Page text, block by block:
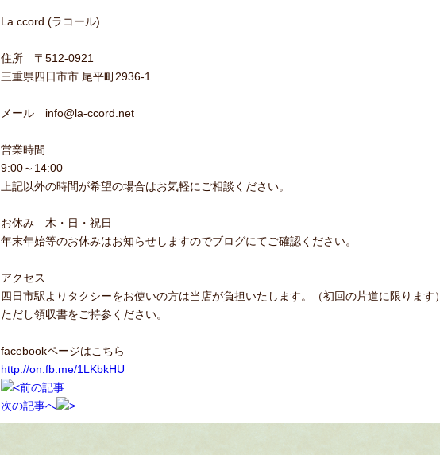
La ccord (ラコール)
住所 〒512-0921
三重県四日市市 尾平町2936-1
メール info@la-ccord.net
営業時間
9:00～14:00
上記以外の時間が希望の場合はお気軽にご相談ください。
お休み 木・日・祝日
年末年始等のお休みはお知らせしますのでブログにてご確認ください。
アクセス
四日市駅よりタクシーをお使いの方は当店が負担いたします。（初回の片道に限ります）
ただし領収書をご持参ください。
facebookページはこちら
http://on.fb.me/1LKbkHU
前の記事
次の記事へ